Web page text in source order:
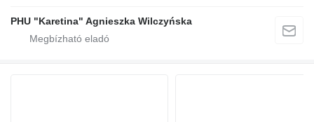
PHU "Karetina" Agnieszka Wilczyńska